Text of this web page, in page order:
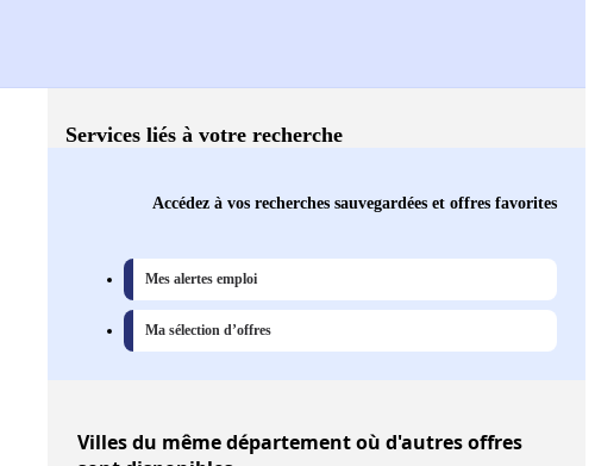
Services liés à votre recherche
Accédez à vos recherches sauvegardées et offres favorites
Mes alertes emploi
Ma sélection d’offres
Villesdu même département où d'autres offres